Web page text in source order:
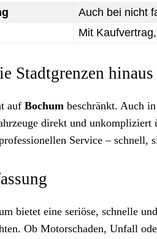
Auch bei nicht
Mit
Stadtgrenzen hinaus
auf Bochum beschränkt. Auch
direkt und
Service – schnell,
bietet eine seriöse, schnelle
Ob Motorschaden, Unfall